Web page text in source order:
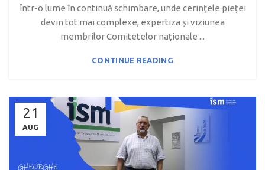
Într-o lume în continuă schimbare, unde cerințele pieței
devin tot mai complexe, expertiza și viziunea
membrilor Comitetelor naționale ...
CONTINUE READING
21
AUG